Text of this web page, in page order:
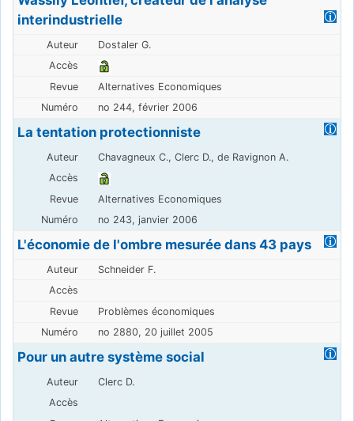
interindustrielle
Dostaler G.
Alternatives Economiques
no 244, février 2006
La tentation protectionniste
Chavagneux C., Clerc D., de Ravignon A.
Alternatives Economiques
no 243, janvier 2006
L'économie de l'ombre mesurée dans 43 pays
Schneider F.
Problèmes économiques
no 2880, 20 juillet 2005
Pour un autre système social
Clerc D.